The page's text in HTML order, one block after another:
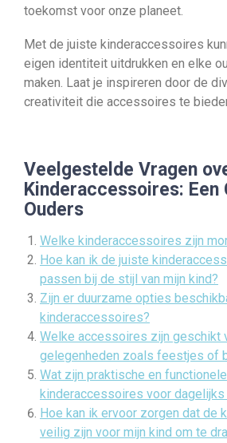
toekomst voor onze planeet.
Met de juiste kinderaccessoires
eigen identiteit uitdrukken en elke
maken. Laat je inspireren door de
creativiteit die accessoires te
Veelgestelde Vragen
Kinderaccessoires: Een
Ouders
Welke kinderaccessoires zijn
Hoe kan ik de juiste
passen bij de stijl van mijn kind?
Zijn er duurzame opties
kinderaccessoires?
Welke accessoires zijn geschikt
gelegenheden zoals feestjes of
Wat zijn praktische en functionele
kinderaccessoires voor dagelijks
Hoe kan ik ervoor zorgen dat de
veilig zijn voor mijn kind om te